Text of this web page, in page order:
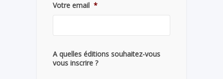
Votre email *
A quelles éditions souhaitez-vous
vous inscrire ?